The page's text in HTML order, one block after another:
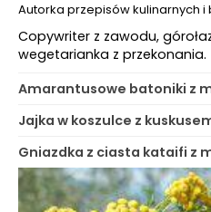
Autorka przepisów kulinarnych
Copywriter z zawodu,
wegetarianka z przekonania.
Amarantusowe batoniki z
Jajka w koszulce z
Gniazdka z ciasta kataifi z